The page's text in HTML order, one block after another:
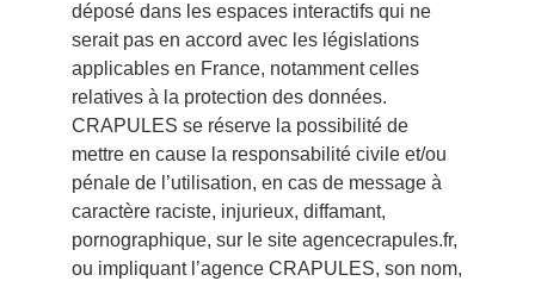
déposé dans les espaces interactifs qui ne
serait pas en accord avec les législations
applicables en France, notamment celles
relatives à la protection des données.
CRAPULES se réserve la possibilité de
mettre en cause la responsabilité civile et/ou
pénale de l’utilisation, en cas de message à
caractère raciste, injurieux, diffamant,
pornographique, sur le site agencecrapules.fr,
ou impliquant l’agence CRAPULES, son nom,